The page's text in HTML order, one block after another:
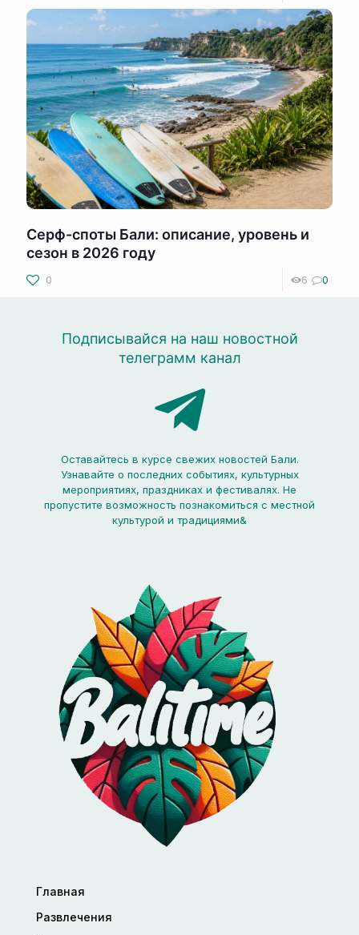
Серф-споты Бали: описание, уровень и
сезон в 2026 году
0 6 0
Подписывайся на наш новостной
телеграмм канал
Оставайтесь в курсе свежих новостей Бали.
Узнавайте о последних событиях, культурных
мероприятиях, праздниках и фестивалях. Не
пропустите возможность познакомиться с местной
культурой и традициями&
Главная
Развлечения